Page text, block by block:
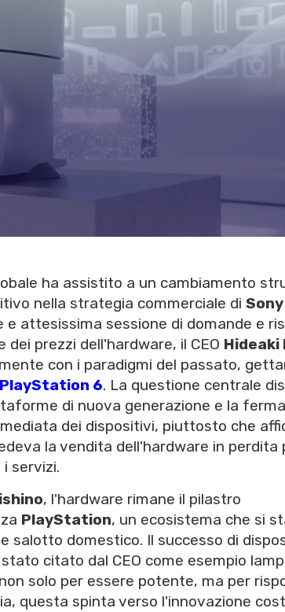
ha assistito a un cambiamento
nella strategia commerciale di Sony
e attesissima sessione di domande e
prezzi dell'hardware, il CEO Hideaki
con i paradigmi del passato,
PlayStation 6. La questione centrale
di nuova generazione e la
dei dispositivi, piuttosto che
la vendita dell'hardware in perdita
servizi.
, l'hardware rimane il pilastro
PlayStation, un ecosistema che si
salotto domestico. Il successo di
citato dal CEO come esempio
solo per essere potente, ma per
questa spinta verso l'innovazione